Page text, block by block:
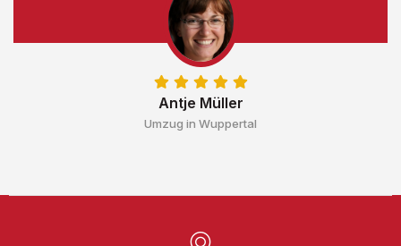
Antje Müller
Umzug in Wuppertal